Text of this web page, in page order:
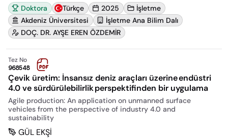
Doktora Türkçe 2025
İşletme
Akdeniz Üniversitesi
İşletme Ana Bilim Dalı
DOÇ. DR. AYŞE EREN ÖZDEMİR
Tez No
968548
Çevik üretim: İnsansız deniz araçları üzerine​ endüstri
4.0 ve sürdürülebilirlik​ perspektifinden bir uygulama
Agile production: An application on unmanned surface
vehicles from the perspective of industry 4.0 and
sustainability
GÜL EKŞİ